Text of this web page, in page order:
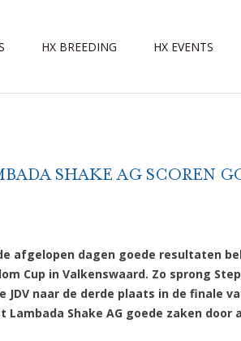
HX BREEDING HX EVENTS
SHAKE AG SCOREN
afgelopen dagen goede resultaten
Cup in Valkenswaard. Zo sprong
JDV naar de derde plaats in de finale
Lambada Shake AG goede zaken